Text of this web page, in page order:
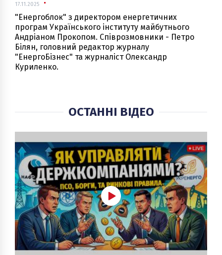
17.11.2025
"Енергоблок" з директором енергетичних
програм Українського інституту майбутнього
Андріаном Прокопом. Співрозмовники - Петро
Білян, головний редактор журналу
"ЕнергоБізнес" та журналіст Олександр
Куриленко.
ОСТАННІ ВІДЕО